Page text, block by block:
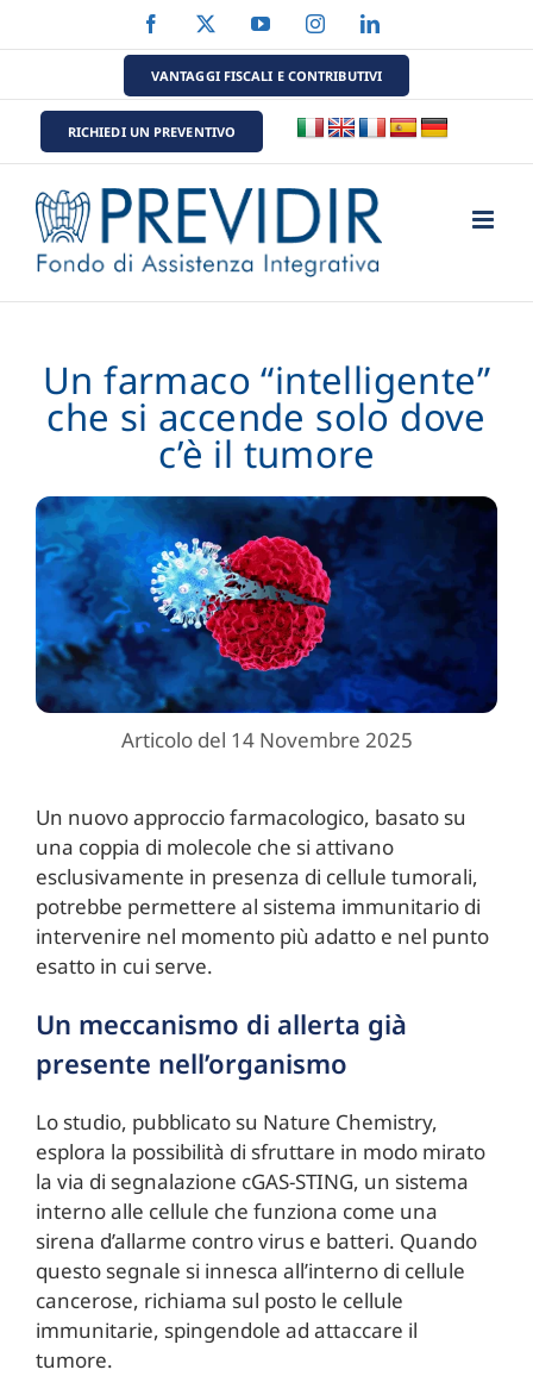
al
Facebook YouTubeInstagramLinkedIn
VANTAGGI FISCALI E CONTRIBUTIVI
RICHIEDI UN PREVENTIVO
Un farmaco “intelligente”
che si accende solo dove
c’è il tumore
Articolo del 14 Novembre 2025
Un nuovo approccio farmacologico, basato su
una coppia di molecole che si attivano
esclusivamente in presenza di cellule tumorali,
potrebbe permettere al sistema immunitario di
intervenire nel momento più adatto e nel punto
esatto in cui serve.
Un meccanismo di allerta già
presente nell’organismo
Lo studio, pubblicato su Nature Chemistry,
esplora la possibilità di sfruttare in modo mirato
la via di segnalazione cGAS-STING, un sistema
interno alle cellule che funziona come una
sirena d’allarme contro virus e batteri. Quando
questo segnale si innesca all’interno di cellule
cancerose, richiama sul posto le cellule
immunitarie, spingendole ad attaccare il
tumore.